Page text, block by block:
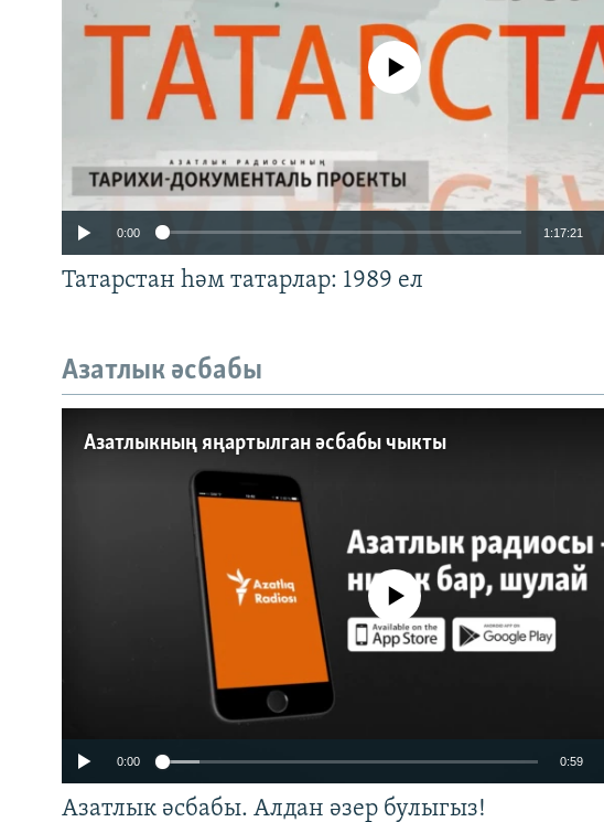
Auto 240p 360p 480p
No media source currently available
0:00 1:17:21
Татарстан һәм татарлар: 1989 ел
Азатлык әсбабы
Азатлыкның яңартылган әсбабы чыкты
No media source currently available
0:00 0:59
Азатлык әсбабы. Алдан әзер булыгыз!